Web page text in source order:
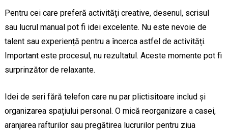
Pentru cei care preferă activități creative, desenul, scrisul
sau lucrul manual pot fi idei excelente. Nu este nevoie de
talent sau experiență pentru a încerca astfel de activități.
Important este procesul, nu rezultatul. Aceste momente pot fi
surprinzător de relaxante.
Idei de seri fără telefon care nu par plictisitoare includ și
organizarea spațiului personal. O mică reorganizare a casei,
aranjarea rafturilor sau pregătirea lucrurilor pentru ziua